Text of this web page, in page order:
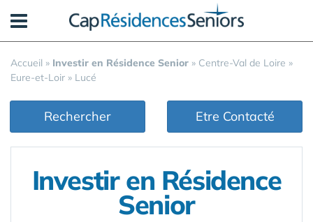
Accueil » Investir en Résidence Senior » Centre-Val de Loire »
Eure-et-Loir » Lucé
Rechercher Etre Contacté
Investir en Résidence
Senior